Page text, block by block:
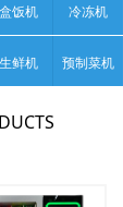
盒饭机 冷冻机
生鲜机 预制菜机